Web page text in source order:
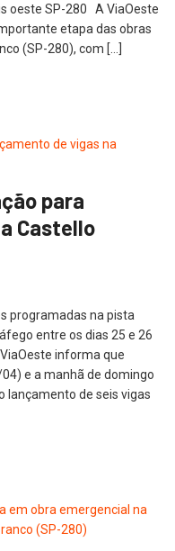
oeste SP-280 A ViaOeste
etapa das obras
(SP-280), com […]
para
Castello
programadas na pista
entre os dias 25 e 26
informa que
e a manhã de domingo
lançamento de seis vigas